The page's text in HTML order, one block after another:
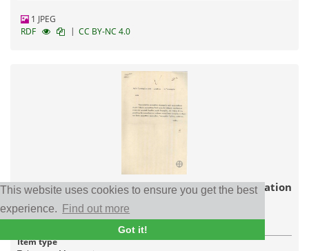
This website uses cookies to ensure you get the best
experience.
Find out more
Got it!
1 JPEG
RDF
| CC BY-NC 4.0
Telegram from G. Melas regarding the concentration
of the Turkish gendarmerie in Thrace.
Date
Item type